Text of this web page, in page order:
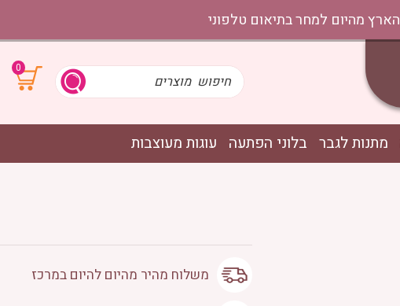
0
מתנות לגבר בלוני הפתעה עוגות מעוצבות
משלוח מהיר מהיום להיום במרכז